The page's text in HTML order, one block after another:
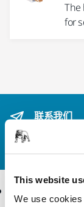
This website
We use
The
for
联系我们
产品